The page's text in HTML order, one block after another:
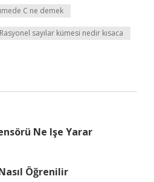
C ne demek
Rasyonel sayılar kümesi nedir kısaca
Ne Işe Yarar
Öğrenilir